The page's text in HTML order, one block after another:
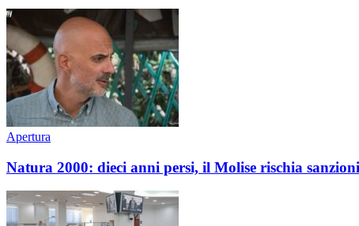
Apertura
Natura 2000: dieci anni persi, il Molise rischia